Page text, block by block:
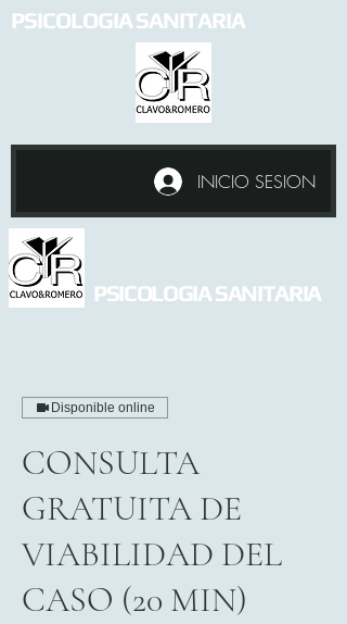
PSICOLOGIA SANITARIA
INICIO SESION
PSICOLOGIA SANITARIA
Disponible online
CONSULTA
GRATUITA DE
VIABILIDAD DEL
CASO (20 MIN)